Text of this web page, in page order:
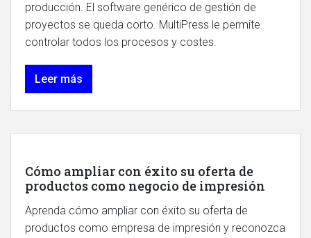
producción. El software genérico de gestión de
proyectos se queda corto. MultiPress le permite
controlar todos los procesos y costes.
Leer más
Cómo ampliar con éxito su oferta de
productos como negocio de impresión
Aprenda cómo ampliar con éxito su oferta de
productos como empresa de impresión y reconozca